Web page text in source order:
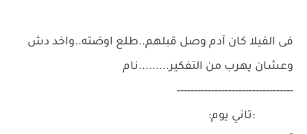
فى الفيلا كان آدم وصل قبلهم..طلع اوضته..واخد دش
وعشان يهرب من التفكير.........نام
----------------------------------
:تاني يوم: